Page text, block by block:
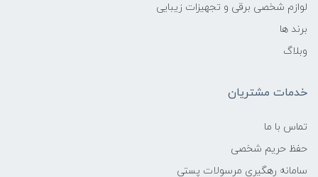
لوازم شخصی برقی و تجهیزات زیبایی
برند ها
وبلاگ
خدمات مشتریان
تماس با ما
حفظ حریم شخصی
سامانه رهگیری مرسولات پستی